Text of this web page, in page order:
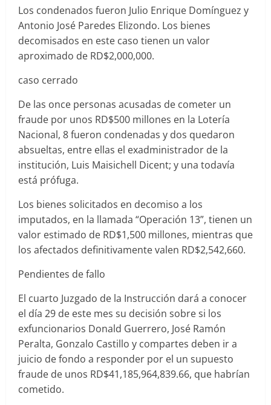
Los condenados fueron Julio Enrique Domínguez y
Antonio José Paredes Elizondo. Los bienes
decomisados en este caso tienen un valor
aproximado de RD$2,000,000.
caso cerrado
De las once personas acusadas de cometer un
fraude por unos RD$500 millones en la Lotería
Nacional, 8 fueron condenadas y dos quedaron
absueltas, entre ellas el exadministrador de la
institución, Luis Maisichell Dicent; y una todavía
está prófuga.
Los bienes solicitados en decomiso a los
imputados, en la llamada “Operación 13”, tienen un
valor estimado de RD$1,500 millones, mientras que
los afectados definitivamente valen RD$2,542,660.
Pendientes de fallo
El cuarto Juzgado de la Instrucción dará a conocer
el día 29 de este mes su decisión sobre si los
exfuncionarios Donald Guerrero, José Ramón
Peralta, Gonzalo Castillo y compartes deben ir a
juicio de fondo a responder por el un supuesto
fraude de unos RD$41,185,964,839.66, que habrían
cometido.